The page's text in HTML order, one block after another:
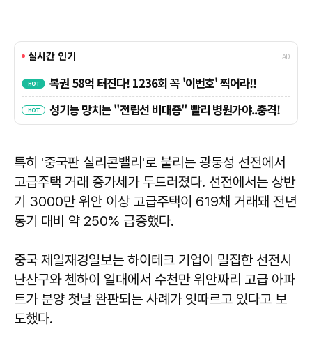
특히 '중국판 실리콘밸리'로 불리는 광둥성 선전에서
고급주택 거래 증가세가 두드러졌다. 선전에서는 상반
기 3000만 위안 이상 고급주택이 619채 거래돼 전년
동기 대비 약 250% 급증했다.
중국 제일재경일보는 하이테크 기업이 밀집한 선전시
난산구와 첸하이 일대에서 수천만 위안짜리 고급 아파
트가 분양 첫날 완판되는 사례가 잇따르고 있다고 보
도했다.